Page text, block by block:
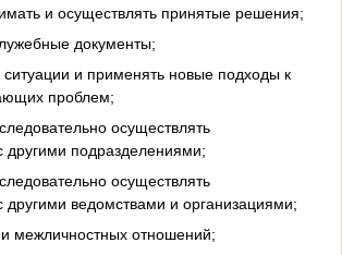
и осуществлять принятые решения;
документы;
ситуации и применять новые подходы к
проблем;
осуществлять
другими подразделениями;
осуществлять
другими ведомствами и организациями;
межличностных отношений;